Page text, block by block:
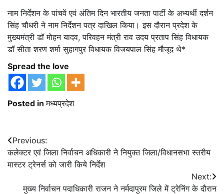
नाम निर्देशन के पांचवें एवं अंतिम दिन भारतीय जनता पार्टी के अभ्यर्थी दर्शन
सिंह चौधरी ने नाम निर्देशन पत्र दाखिल किया। इस दौरान प्रदेश के
मुख्यमंत्री डॉ मोहन यादव, परिवहन मंत्री राव उदय प्रताप सिंह विधायक
डॉ सीता शरण शर्मा सुहागपुर विधायक विजयपाल सिंह मौजूद थे*
Spread the love
Posted inमध्यप्रदेश
Post
navigation
Previous:
कलेक्टर एवं जिला निर्वाचन अधिकारी ने नियुक्त जिला/विधानसभा स्तरीय
मास्टर ट्रेनर्स को जारी किये निर्देश
Next:
मुख्य निर्वाचन पदाधिकारी राजन ने नर्मदापुरम जिले में ट्रेनिंग के दौरान